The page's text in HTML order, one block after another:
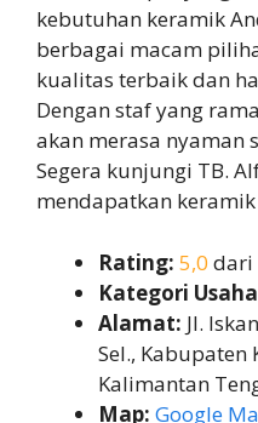
kebutuhan keramik
berbagai macam
kualitas terbaik dan
Dengan staf yang
akan merasa nyaman
Segera kunjungi TB.
mendapatkan
Rating: 5,0 dari
Kategori
Alamat: Jl.
Sel.,
Kalimantan
Map: Google